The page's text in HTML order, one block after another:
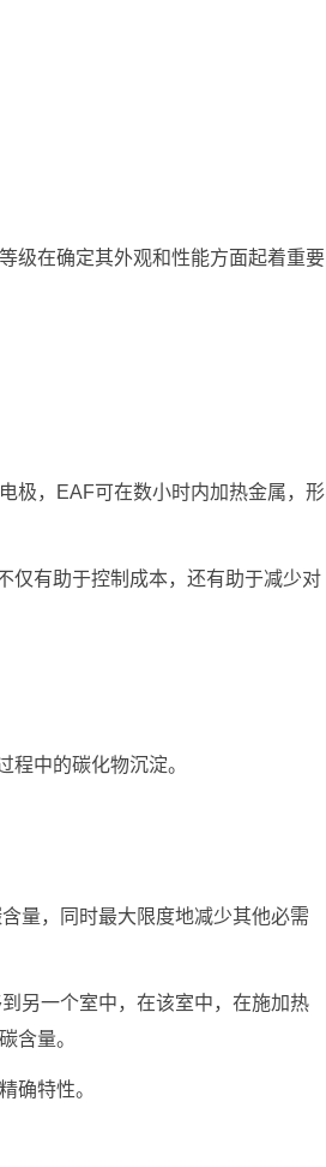
级在确定其外观和性能方面起着重要
极，EAF可在数小时内加热金属，形
仅有助于控制成本，还有助于减少对
中的碳化物沉淀。
量，同时最大限度地减少其他必需
另一个室中，在该室中，在施加热
含量。
确特性。